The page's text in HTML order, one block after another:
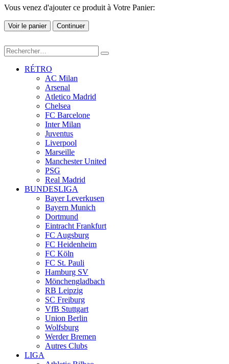
Vous venez d'ajouter ce produit à Votre Panier:
Voir le panier Continuer
RÉTRO
AC Milan
Arsenal
Atletico Madrid
Chelsea
FC Barcelone
Inter Milan
Juventus
Liverpool
Marseille
Manchester United
PSG
Real Madrid
BUNDESLIGA
Bayer Leverkusen
Bayern Munich
Dortmund
Eintracht Frankfurt
FC Augsburg
FC Heidenheim
FC Köln
FC St. Pauli
Hamburg SV
Mönchengladbach
RB Leipzig
SC Freiburg
VfB Stuttgart
Union Berlin
Wolfsburg
Werder Bremen
Autres Clubs
LIGA